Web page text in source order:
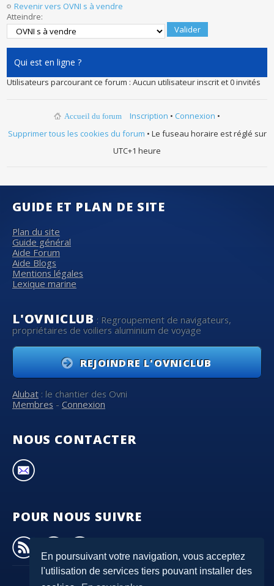
En poursuivant votre navigation, vous acceptez
l'utilisation de services tiers pouvant installer des
Revenir vers OVNI s à vendre
Atteindre:
Qui est en ligne ?
Utilisateurs parcourant ce forum : Aucun utilisateur inscrit et 0 invités
Accueil du forum Inscription • Connexion •
Supprimer tous les cookies du forum • Le fuseau horaire est réglé sur
UTC+1 heure
GUIDE ET PLAN DE SITE
Plan du site
Guide général
Aide Forum
Aide Blogs
Mentions légales
Lexique marine
L'OVNICLUB : Regroupement de navigateurs,
propriétaires de voiliers aluminium de voyage
REJOINDRE L'OVNICLUB
Alubat : le chantier des Ovni
Membres - Connexion
NOUS CONTACTER
POUR NOUS SUIVRE